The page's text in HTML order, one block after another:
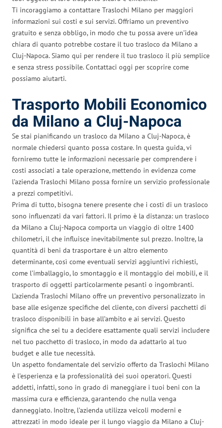
Ti incoraggiamo a contattare Traslochi Milano per maggiori
informazioni sui costi e sui servizi. Offriamo un preventivo
gratuito e senza obbligo, in modo che tu possa avere un’idea
chiara di quanto potrebbe costare il tuo trasloco da Milano a
Cluj-Napoca. Siamo qui per rendere il tuo trasloco il più semplice
e senza stress possibile. Contattaci oggi per scoprire come
possiamo aiutarti.
Trasporto Mobili Economico
da Milano a Cluj-Napoca
Se stai pianificando un trasloco da Milano a Cluj-Napoca, è
normale chiedersi quanto possa costare. In questa guida, vi
forniremo tutte le informazioni necessarie per comprendere i
costi associati a tale operazione, mettendo in evidenza come
l’azienda Traslochi Milano possa fornire un servizio professionale
a prezzi competitivi.
Prima di tutto, bisogna tenere presente che i costi di un trasloco
sono influenzati da vari fattori. Il primo è la distanza: un trasloco
da Milano a Cluj-Napoca comporta un viaggio di oltre 1400
chilometri, il che influisce inevitabilmente sul prezzo. Inoltre, la
quantità di beni da trasportare è un altro elemento
determinante, così come eventuali servizi aggiuntivi richiesti,
come l’imballaggio, lo smontaggio e il montaggio dei mobili, e il
trasporto di oggetti particolarmente pesanti o ingombranti.
L’azienda Traslochi Milano offre un preventivo personalizzato in
base alle esigenze specifiche del cliente, con diversi pacchetti di
trasloco disponibili in base all’ambito e ai servizi. Questo
significa che sei tu a decidere esattamente quali servizi includere
nel tuo pacchetto di trasloco, in modo da adattarlo al tuo
budget e alle tue necessità.
Un aspetto fondamentale del servizio offerto da Traslochi Milano
è l’esperienza e la professionalità dei suoi operatori. Questi
addetti, infatti, sono in grado di maneggiare i tuoi beni con la
massima cura e efficienza, garantendo che nulla venga
danneggiato. Inoltre, l’azienda utilizza veicoli moderni e
attrezzati in modo ideale per il lungo viaggio da Milano a Cluj-